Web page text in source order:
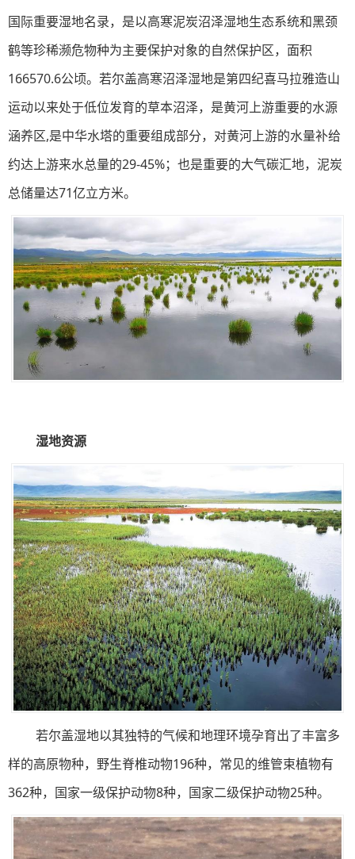
国际重要湿地名录，是以高寒泥炭沼泽湿地生态系统和黑颈
鹤等珍稀濒危物种为主要保护对象的自然保护区，面积
166570.6公顷。若尔盖高寒沼泽湿地是第四纪喜马拉雅造山
运动以来处于低位发育的草本沼泽，是黄河上游重要的水源
涵养区,是中华水塔的重要组成部分，对黄河上游的水量补给
约达上游来水总量的29-45%；也是重要的大气碳汇地，泥炭
总储量达71亿立方米。
湿地资源
若尔盖湿地以其独特的气候和地理环境孕育出了丰富多
样的高原物种，野生脊椎动物196种，常见的维管束植物有
362种，国家一级保护动物8种，国家二级保护动物25种。